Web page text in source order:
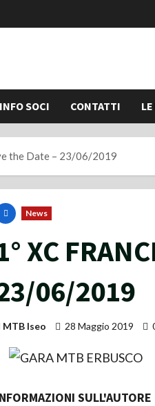
INFO SOCI CONTATTI
the Date – 23/06/2019
News
XC
06/2019
MTB Iseo 28 Maggio 2019
SULL'AUTORE